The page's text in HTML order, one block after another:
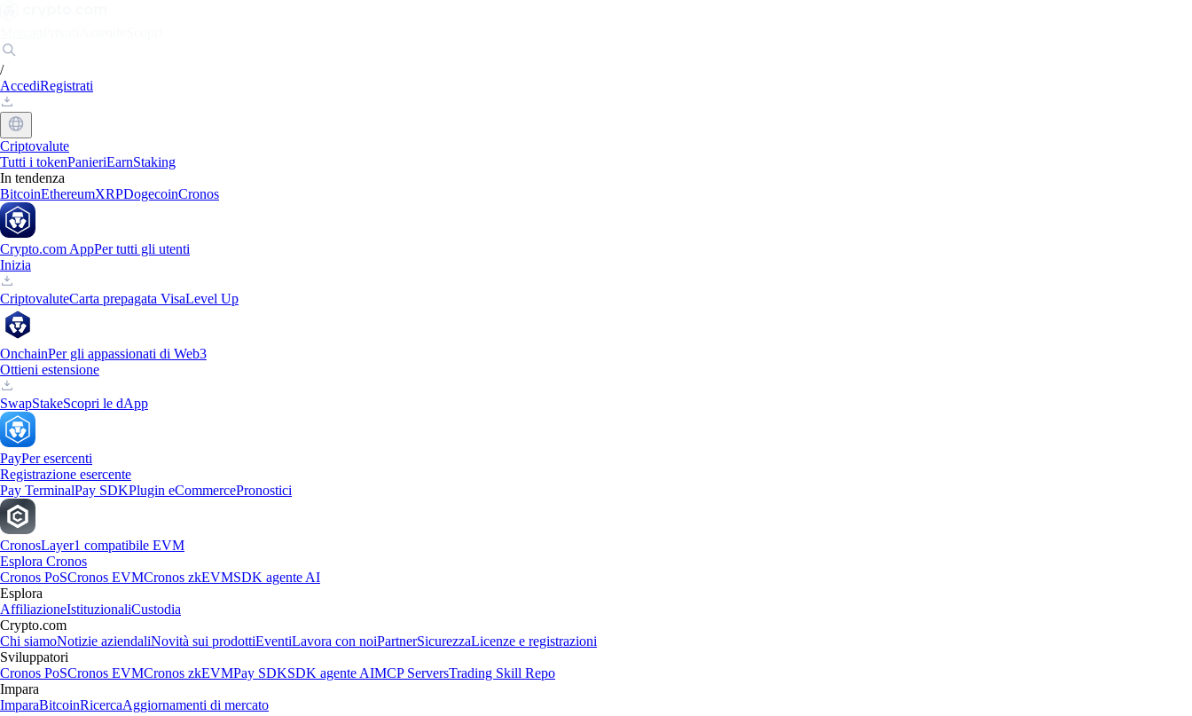
/
AccediRegistrati
Criptovalute
Tutti i tokenPanieriEarnStaking
In tendenza
BitcoinEthereumXRPDogecoinCronos
Crypto.com AppPer tutti gli utenti
Inizia
CriptovaluteCarta prepagata VisaLevel Up
OnchainPer gli appassionati di Web3
Ottieni estensione
SwapStakeScopri le dApp
PayPer esercenti
Registrazione esercente
Pay TerminalPay SDKPlugin eCommercePronostici
CronosLayer1 compatibile EVM
Esplora Cronos
Cronos PoSCronos EVMCronos zkEVMSDK agente AI
Esplora
AffiliazioneIstituzionaliCustodia
Crypto.com
Chi siamoNotizie aziendaliNovità sui prodottiEventiLavora con noiPartnerSicurezzaLicenze e registrazioni
Sviluppatori
Cronos PoSCronos EVMCronos zkEVMPay SDKSDK agente AIMCP ServersTrading Skill Repo
Impara
ImparaBitcoinRicercaAggiornamenti di mercato